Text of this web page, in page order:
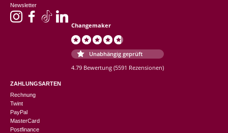
Newsletter
Changemaker
Unabhängig geprüft
4.79 Bewertung (5591 Rezensionen)
ZAHLUNGSARTEN
Rechnung
Twint
PayPal
MasterCard
Postfinance